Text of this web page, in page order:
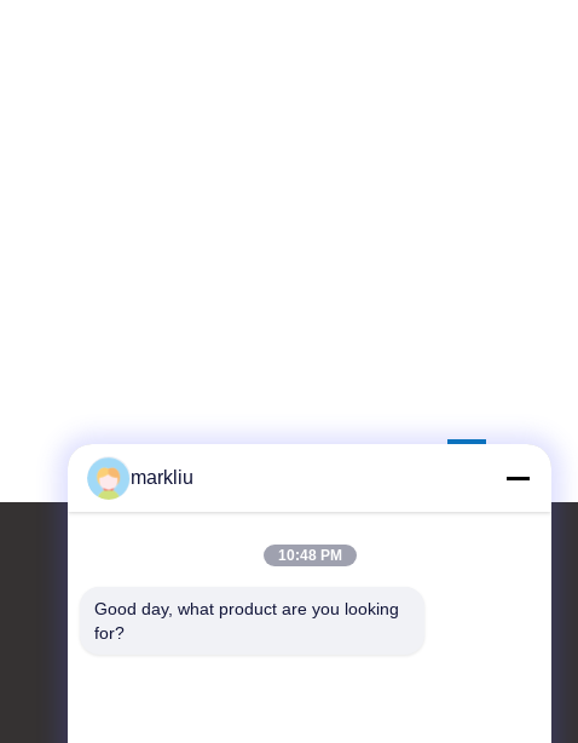
Contacteer ons
markliu
10:48 PM
Good day, what product are you looking
for?